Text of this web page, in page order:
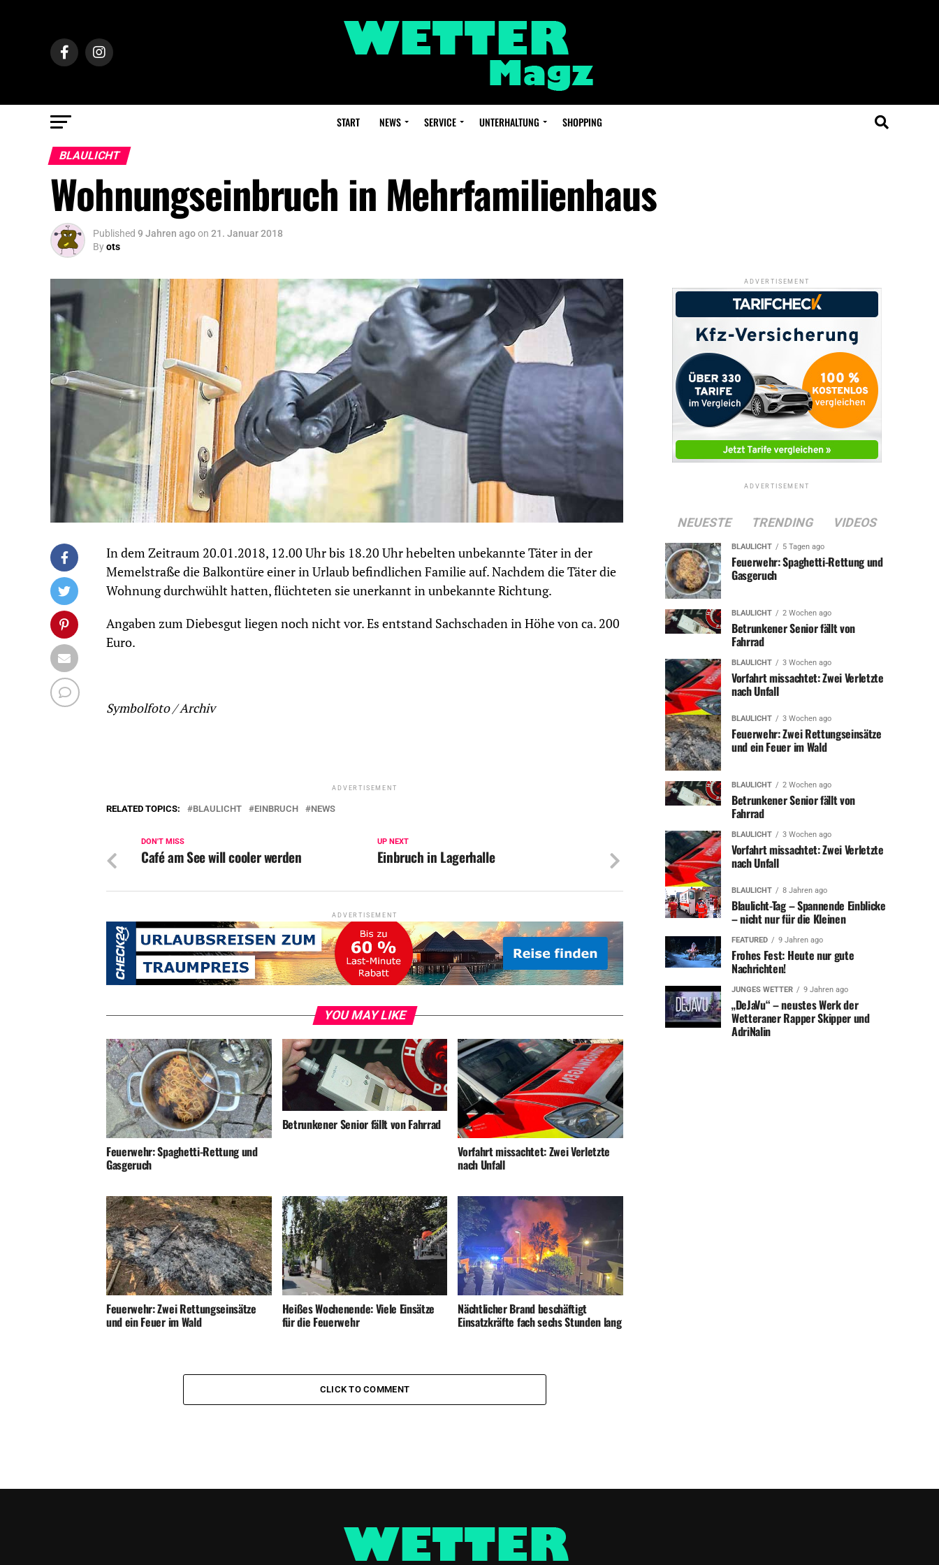
START NEWS SERVICE UNTERHALTUNG SHOPPING
BLAULICHT
Wohnungseinbruch in Mehrfamilienhaus
Published 9 Jahren agoon 21. Januar 2018
Byots
In dem Zeitraum 20.01.2018, 12.00 Uhr bis 18.20 Uhr hebelten unbekannte Täter in der
Memelstraße die Balkontüre einer in Urlaub befindlichen Familie auf. Nachdem die Täter die
Wohnung durchwühlt hatten, flüchteten sie unerkannt in unbekannte Richtung.
Angaben zum Diebesgut liegen noch nicht vor. Es entstand Sachschaden in Höhe von ca. 200
Euro.
Symbolfoto / Archiv
ADVERTISEMENT
RELATED TOPICS: BLAULICHT EINBRUCH NEWS
UP NEXT
Einbruch in Lagerhalle
DON'T MISS
Café am See will cooler werden
ADVERTISEMENT
YOU MAY LIKE
Feuerwehr: Spaghetti-Rettung und
Gasgeruch
Betrunkener Senior fällt von Fahrrad
Vorfahrt missachtet: Zwei Verletzte
nach Unfall
Feuerwehr: Zwei Rettungseinsätze
und ein Feuer im Wald
Heißes Wochenende: Viele Einsätze
für die Feuerwehr
Nächtlicher Brand beschäftigt
Einsatzkräfte fach sechs Stunden lang
CLICK TO COMMENT
ADVERTISEMENT
ADVERTISEMENT
NEUESTE TRENDING VIDEOS
BLAULICHT 5 Tagen ago
Feuerwehr: Spaghetti-Rettung und
Gasgeruch
BLAULICHT 2 Wochen ago
Betrunkener Senior fällt von
Fahrrad
BLAULICHT 3 Wochen ago
Vorfahrt missachtet: Zwei Verletzte
nach Unfall
BLAULICHT 3 Wochen ago
Feuerwehr: Zwei Rettungseinsätze
und ein Feuer im Wald
BLAULICHT 2 Wochen ago
Betrunkener Senior fällt von
Fahrrad
BLAULICHT 3 Wochen ago
Vorfahrt missachtet: Zwei Verletzte
nach Unfall
BLAULICHT 8 Jahren ago
Blaulicht-Tag – Spannende Einblicke
– nicht nur für die Kleinen
FEATURED 9 Jahren ago
Frohes Fest: Heute nur gute
Nachrichten!
JUNGES WETTER 9 Jahren ago
„DeJaVu“ – neustes Werk der
Wetteraner Rapper Skipper und
AdriNalin